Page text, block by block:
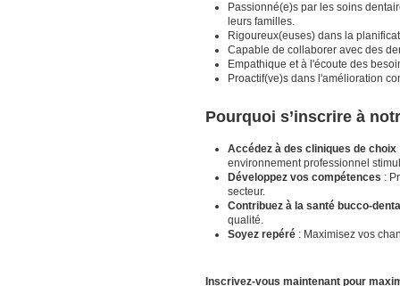
Passionné(e)s par les soins
leurs familles.
Rigoureux(euses) dans la
Capable de collaborer avec des
Empathique et à l'écoute des
Proactif(ve)s dans l'amélioration
Pourquoi s’inscrire à
Accédez à des cliniques de choix
environnement professionnel
Développez vos compétences :
secteur.
Contribuez à la santé bucco-
qualité.
Soyez repéré : Maximisez vos
Inscrivez-vous maintenant pour